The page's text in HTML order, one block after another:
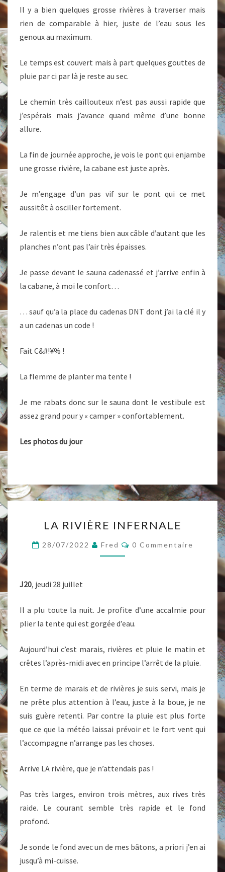
Il y a bien quelques grosse rivières à traverser mais
rien de comparable à hier, juste de l’eau sous les
genoux au maximum.
Le temps est couvert mais à part quelques gouttes de
pluie par ci par là je reste au sec.
Le chemin très caillouteux n’est pas aussi rapide que
j’espérais mais j’avance quand même d’une bonne
allure.
La fin de journée approche, je vois le pont qui enjambe
une grosse rivière, la cabane est juste après.
Je m’engage d’un pas vif sur le pont qui ce met
aussitôt à osciller fortement.
Je ralentis et me tiens bien aux câble d’autant que les
planches n’ont pas l’air très épaisses.
Je passe devant le sauna cadenassé et j’arrive enfin à
la cabane, à moi le confort…
… sauf qu’a la place du cadenas DNT dont j’ai la clé il y
a un cadenas un code !
Fait C&#!¥% !
La flemme de planter ma tente !
Je me rabats donc sur le sauna dont le vestibule est
assez grand pour y « camper » confortablement.
Les photos du jour
RIVIÈRE
INFERNALE
LA RIVIÈRE INFERNALE
28/07/2022 Fred Commentaires
0 Commentaire
J20, jeudi 28 juillet
Il a plu toute la nuit. Je profite d’une accalmie pour
plier la tente qui est gorgée d’eau.
Aujourd’hui c’est marais, rivières et pluie le matin et
crêtes l’après-midi avec en principe l’arrêt de la pluie.
En terme de marais et de rivières je suis servi, mais je
ne prête plus attention à l’eau, juste à la boue, je ne
suis guère retenti. Par contre la pluie est plus forte
que ce que la météo laissai prévoir et le fort vent qui
l’accompagne n’arrange pas les choses.
Arrive LA rivière, que je n’attendais pas !
Pas très larges, environ trois mètres, aux rives très
raide. Le courant semble très rapide et le fond
profond.
Je sonde le fond avec un de mes bâtons, a priori j’en ai
jusqu’à mi-cuisse.